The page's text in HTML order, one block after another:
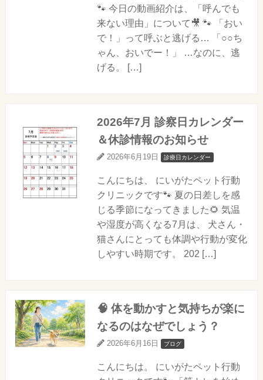
🐾 今日の動画紹介は、「呼んでも
来ない理由」について🎥 🐾 「おい
で！」って呼ぶと逃げる… 「○○ち
ゃん、おいでー！」 …なのに、逃
げる。 […]
2026年7月 診察日カレンダー
＆休診情報のお知らせ
2026年6月19日 診療日カレンダー
こんにちは、 にいがたペット行動
クリニックです🐾 夏の日差しを感
じる季節になってきました🌻 気温
や湿度が高くなる7月は、 犬さん・
猫さんにとっても体調や行動が変化
しやすい時期です。 202 […]
🧠 体を動かすと気持ちが楽に
なるのはなぜでしょう？
2026年6月16日 ブログ
こんにちは。 にいがたペット行動